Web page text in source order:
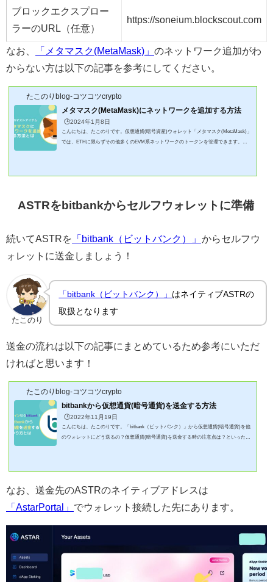
ブロックエクスプロー
ラーのURL（任意）
https://soneium.blockscout.com
なお、 「メタマスク(MetaMask)」 のネットワーク追加がわ
からない方は以下の記事を参考にしてください。
たこのりblog-コツコツcrypto
メタマスク(MetaMask)にネットワークを追加する方法
🕒️2024年1月8日
こんにちは、たこのりです。仮想通貨(暗号資産)ウォレット「メタマスク(MetaMask)」
では、ETHに限らずその他多くのEVM系ネットワークのトークンを管理できます。し
ASTRをbitbankからセルフウォレットに準備
続いてASTRを 「bitbank（ビットバンク）」 からセルフウ
ォレットに送金しましょう！
たこのり
「bitbank（ビットバンク）」 はネイティブASTRの
取扱となります
送金の流れは以下の記事にまとめているため参考にいただ
ければと思います！
たこのりblog-コツコツcrypto
bitbankから仮想通貨(暗号通貨)を送金する方法
🕒️2022年11月19日
こんにちは、たこのりです。「bitbank（ビットバンク）」から仮想通貨(暗号通貨)を他
のウォレットにどう送るの？仮想通貨(暗号通貨)を送金する時の注意点は？といった疑
があった場合も責任は負えませ...
なお、送金先のASTRのネイティブアドレスは
「AstarPortal」 でウォレット接続した先にあります。